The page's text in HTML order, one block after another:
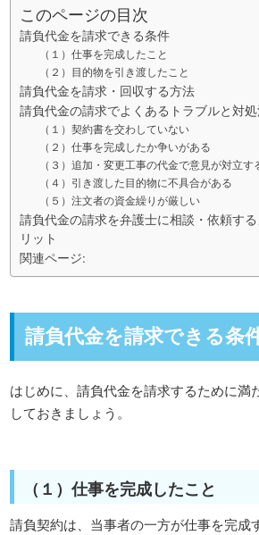
このページの目次
請負代金を請求できる条件
（１）仕事を完成したこと
（２）目的物を引き渡したこと
請負代金を請求・回収する方法
請負代金の請求でよくあるトラブルと対
（１）契約書を交わしていない
（２）仕事を完成したか争いがある
（３）追加・変更工事の代金で意見が対立す
（４）引き渡した目的物に不具合がある
（５）注文者の資金繰りが厳しい
請負代金の請求を弁護士に相談・依頼する
リット
関連ページ:
請負代金を請求できる条
はじめに、請負代金を請求するために満
しておきましょう。
（１）仕事を完成したこと
請負契約は、当事者の一方が仕事を完成